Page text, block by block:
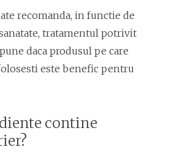
recomanda, in functie de
tratamentul potrivit
daca produsul pe care
este benefic pentru
contine